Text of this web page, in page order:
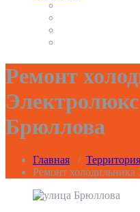
Ремонт
Брюллова
Главная /
Ремонт